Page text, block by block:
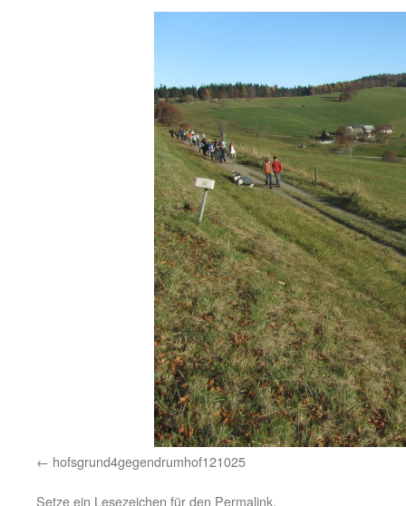
hofsgrund4gegendrumhof121025
Setze ein Lesezeichen für den Permalink.